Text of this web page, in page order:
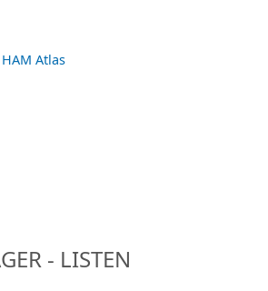
Atlas
- LISTEN